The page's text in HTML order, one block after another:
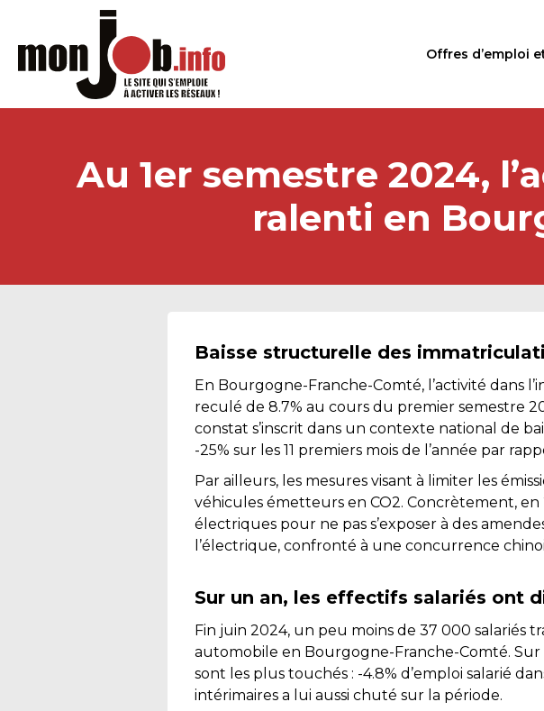
Offres d’emploi
Au 1er semestre 2024,
ralenti en
Baisse structurelle des
En Bourgogne-Franche-Comté, l’activité dans
reculé de 8.7% au cours du premier semestre
constat s’inscrit dans un contexte national de
-25% sur les 11 premiers mois de l’année par
Par ailleurs, les mesures visant à limiter les
véhicules émetteurs en CO2. Concrètement,
électriques pour ne pas s’exposer à des
l’électrique, confronté à une concurrence
Sur un an, les effectifs salariés ont
Fin juin 2024, un peu moins de 37 000 salariés
automobile en Bourgogne-Franche-Comté.
sont les plus touchés : -4.8% d’emploi salarié
intérimaires a lui aussi chuté sur la période.